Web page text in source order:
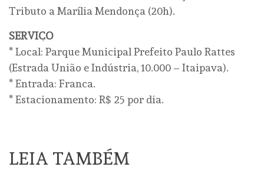
Tributo a Marília Mendonça (20h).
SERVIÇO
* Local: Parque Municipal Prefeito Paulo Rattes
(Estrada União e Indústria, 10.000 – Itaipava).
* Entrada: Franca.
* Estacionamento: R$ 25 por dia.
LEIA TAMBÉM